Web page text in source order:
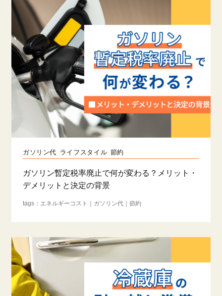
ガソリン代 ライフスタイル 節約
ガソリン暫定税率廃止で何が変わる？メリット・
デメリットと決定の背景
エネルギーコスト ガソリン代 節約